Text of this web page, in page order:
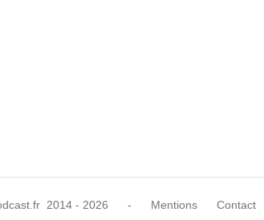
2014 - 2026 - Mentions Contact